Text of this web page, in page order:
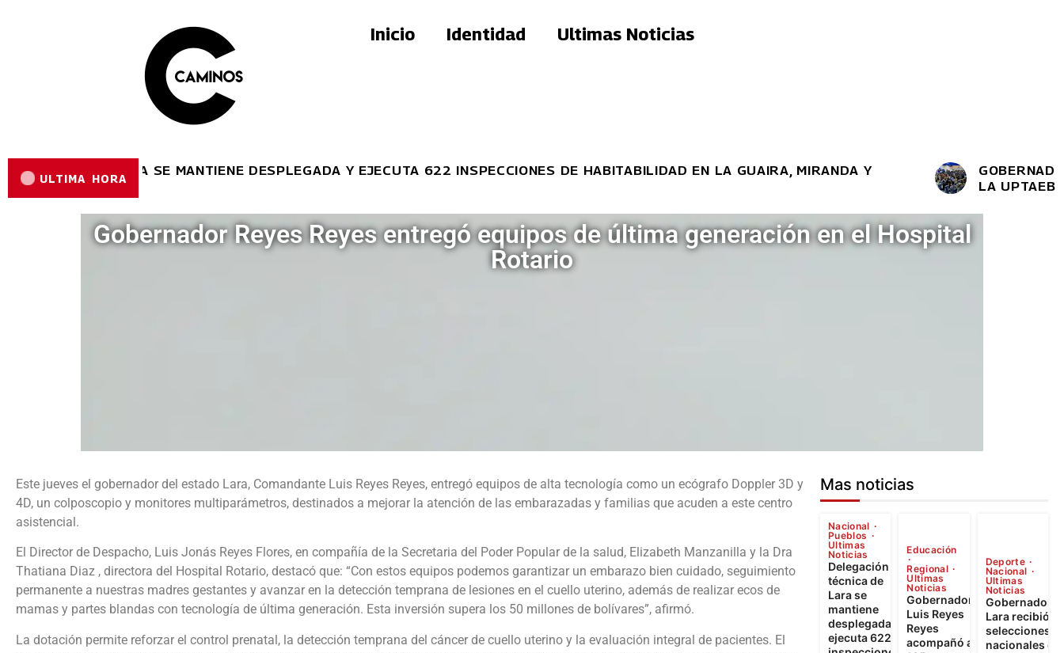
Inicio Identidad Ultimas Noticias
ULTIMA HORA
DE LARA SE MANTIENE DESPLEGADA Y EJECUTA 622 INSPECCIONES DE HABITABILIDAD EN LA GUAIRA, MIRANDA Y
GOBERNADOR
LA UPTAEB
Gobernador Reyes Reyes entregó equipos de última generación en el Hospital
Rotario
‎Este jueves el gobernador del estado Lara, Comandante Luis Reyes Reyes, entregó equipos de alta tecnología como un ecógrafo Doppler 3D y
4D, un colposcopio y monitores multiparámetros, destinados a mejorar la atención de las embarazadas y familias que acuden a este centro
asistencial.‎‎
El Director de Despacho, Luis Jonás Reyes Flores, en compañía de la Secretaria del Poder Popular de la salud, Elizabeth Manzanilla y la Dra
Thatiana Diaz , directora del Hospital Rotario, destacó que: “Con estos equipos podemos garantizar un embarazo bien cuidado, seguimiento
permanente a nuestras madres gestantes y avanzar en la detección temprana de lesiones en el cuello uterino, además de realizar ecos de
mamas y partes blandas con tecnología de última generación. Esta inversión supera los 50 millones de bolívares”, afirmó.‎‎
La dotación permite reforzar el control prenatal, la detección temprana del cáncer de cuello uterino y la evaluación integral de pacientes. El
Mas noticias
Nacional
Pueblos
Ultimas
Noticias
Delegación
técnica de
Lara se
mantiene
desplegada y
ejecuta 622
Educación
Regional
Ultimas
Noticias
Gobernador
Luis Reyes
Reyes
acompañó a
Deporte
Nacional
Ultimas
Noticias
Gobernador
Lara recibió a
selecciones
nacionales de